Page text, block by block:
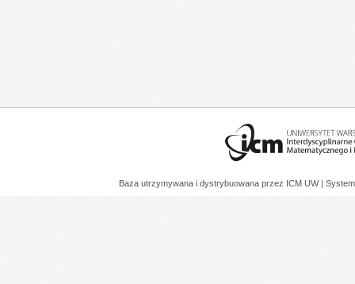
Baza utrzymywana i dystrybuowana przez ICM UW |